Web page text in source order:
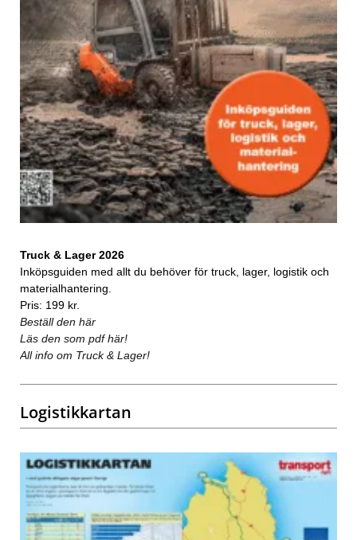
Truck & Lager 2026
Inköpsguiden med allt du behöver för truck, lager, logistik och
materialhantering.
Pris: 199 kr.
Beställ den här
Läs den som pdf här!
All info om Truck & Lager!
Logistikkartan